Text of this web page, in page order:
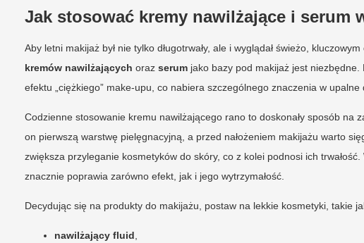
Jak stosować kremy nawilżające i serum
Aby letni makijaż był nie tylko długotrwały, ale i wyglądał świeżo,
kremów nawilżających oraz serum jako bazy pod makijaż jest niezbędne.
efektu „ciężkiego” make-upu, co nabiera szczególnego znaczenia w upalne
Codzienne stosowanie kremu nawilżającego rano to doskonały sposób na
on pierwszą warstwę pielęgnacyjną, a przed nałożeniem makijażu warto
zwiększa przyleganie kosmetyków do skóry, co z kolei podnosi ich
znacznie poprawia zarówno efekt, jak i jego wytrzymałość.
Decydując się na produkty do makijażu, postaw na lekkie kosmetyki, takie
nawilżający fluid